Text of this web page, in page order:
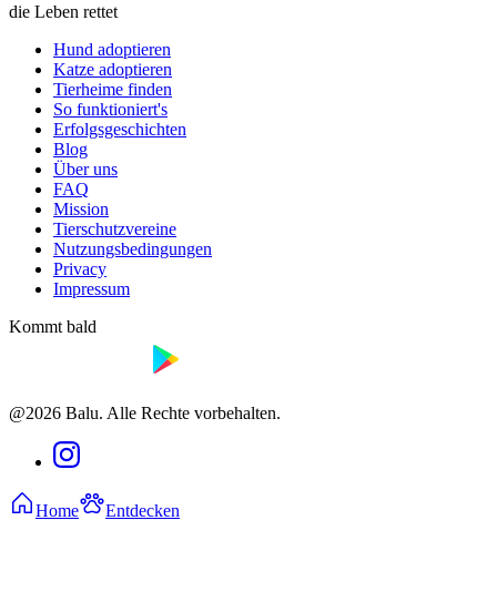
die Leben rettet
Hund adoptieren
Katze adoptieren
Tierheime finden
So funktioniert's
Erfolgsgeschichten
Blog
Über uns
FAQ
Mission
Tierschutzvereine
Nutzungsbedingungen
Privacy
Impressum
Kommt bald
@2026 Balu. Alle Rechte vorbehalten.
Home Entdecken